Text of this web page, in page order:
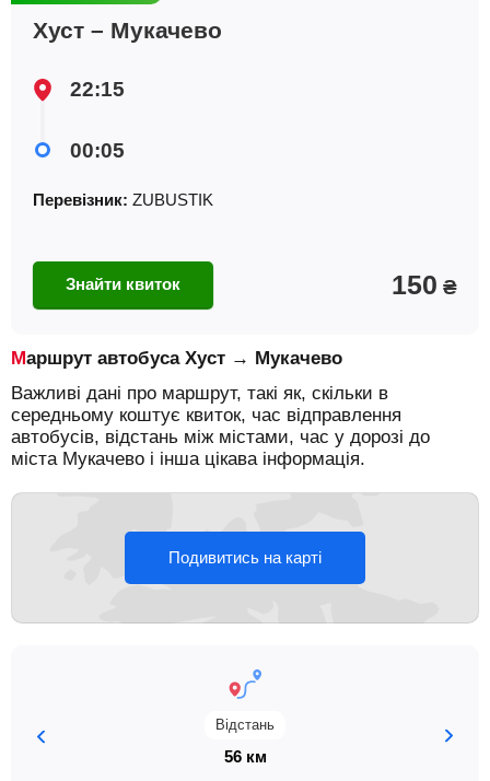
Хуст – Мукачево
22:15
00:05
Перевізник: ZUBUSTIK
Знайти квиток 150 ₴
Маршрут автобуса Хуст → Мукачево
Важливі дані про маршрут, такі як, скільки в
середньому коштує квиток, час відправлення
автобусів, відстань між містами, час у дорозі до
міста Мукачево і інша цікава інформація.
Подивитись на карті
Відстань
56 км